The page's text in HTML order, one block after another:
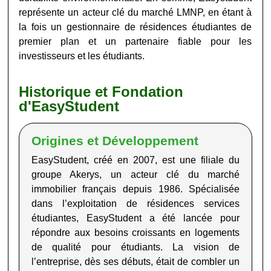
représente un acteur clé du marché LMNP, en étant à
la fois un gestionnaire de résidences étudiantes de
premier plan et un partenaire fiable pour les
investisseurs et les étudiants.
Historique et Fondation
d'EasyStudent
Origines et Développement
EasyStudent, créé en 2007, est une filiale du
groupe Akerys, un acteur clé du marché
immobilier français depuis 1986. Spécialisée
dans l’exploitation de résidences services
étudiantes, EasyStudent a été lancée pour
répondre aux besoins croissants en logements
de qualité pour étudiants. La vision de
l’entreprise, dès ses débuts, était de combler un